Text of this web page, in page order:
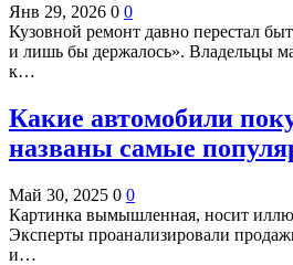
Янв 29, 2026 0 0
Кузовной ремонт давно перестал
и лишь бы держалось». Владельцы
к…
Какие автомобили
названы самые
Май 30, 2025 0 0
Картинка вымышленная, носит
Эксперты проанализировали
и…